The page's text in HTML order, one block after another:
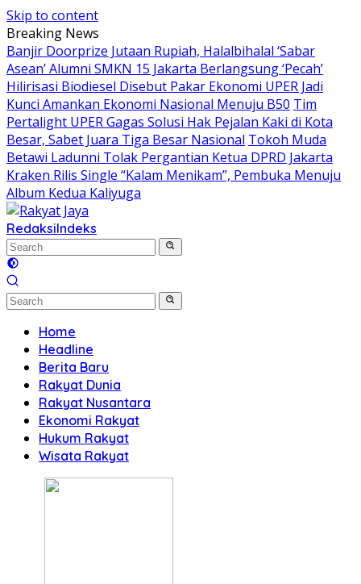
Skip to content
Breaking News
Banjir Doorprize Jutaan Rupiah, Halalbihalal ‘Sabar
Asean’ Alumni SMKN 15 Jakarta Berlangsung ‘Pecah’
Hilirisasi Biodiesel Disebut Pakar Ekonomi UPER Jadi
Kunci Amankan Ekonomi Nasional Menuju B50 Tim
Pertalight UPER Gagas Solusi Hak Pejalan Kaki di Kota
Besar, Sabet Juara Tiga Besar Nasional Tokoh Muda
Betawi Ladunni Tolak Pergantian Ketua DPRD Jakarta
Kraken Rilis Single “Kalam Menikam”, Pembuka Menuju
Album Kedua Kaliyuga
RedaksiIndeks
Home
Headline
Berita Baru
Rakyat Dunia
Rakyat Nusantara
Ekonomi Rakyat
Hukum Rakyat
Wisata Rakyat